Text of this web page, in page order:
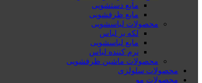
مایع دستشویی
مایع ظرفشویی
محصولات لباسشویی
لکه بر لباس
مایع لباسشویی
نرم کننده لباس
محصولات ماشین ظرفشویی
محصولات سلولزی
محصولات مو